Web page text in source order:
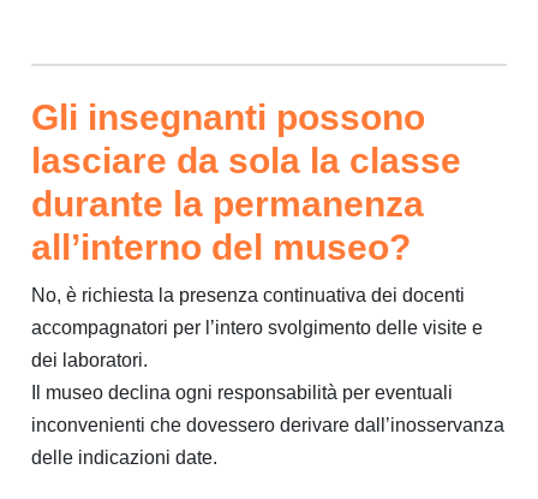
Gli insegnanti possono
lasciare da sola la classe
durante la permanenza
all’interno del museo?
No, è richiesta la presenza continuativa dei docenti
accompagnatori per l’intero svolgimento delle visite e
dei laboratori.
Il museo declina ogni responsabilità per eventuali
inconvenienti che dovessero derivare dall’inosservanza
delle indicazioni date.